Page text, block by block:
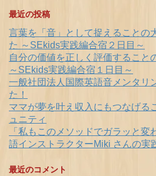
最近の投稿
言葉を「音」として捉えることの
た ～SEkids実践編合宿２日目～
自分の価値を正しく評価すること
～SEkids実践編合宿１日目～
一般社団法人国際英語音メンタリ
た！
ママが夢を叶え収入にもつなげる
ュニティ
「私もこのメソッドでガラッと
語インストラクターMiki さんの実
最近のコメント